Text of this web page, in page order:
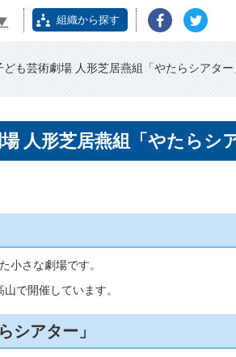
組織から探す
も芸術劇場 人形芝居燕組「やたらシアター
人形芝居燕組「やたらシ
小さな劇場です。
で開催しています。
シアター」